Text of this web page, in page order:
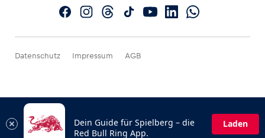
Datenschutz Impressum AGB
Dein Guide für Spielberg – die
Red Bull Ring App.
Laden